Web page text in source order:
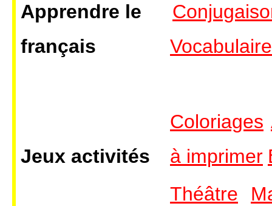
Apprendre le
français
Vocabulaire
Jeux activités
Coloriages
à imprimer
Théâtre